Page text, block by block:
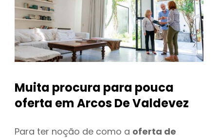
Muita procura para pouca
oferta em Arcos De Valdevez
Para ter noção de como a oferta de